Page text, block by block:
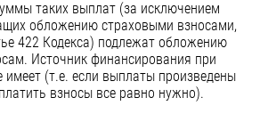
таких выплат (за исключением
обложению страховыми взносами,
422 Кодекса) подлежат обложению
Источник финансирования при
имеет (т.е. если выплаты произведены
взносы все равно нужно).